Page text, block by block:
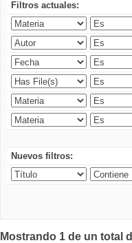
Filtros actuales:
Nuevos filtros:
Mostrando 1 de un total